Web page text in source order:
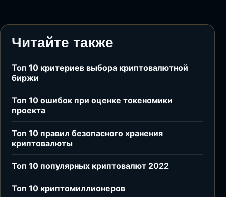
Читайте также
Топ 10 критериев выбора криптовалютной
биржи
Топ 10 ошибок при оценке токеномики
проекта
Топ 10 правил безопасного хранения
криптовалюты
Топ 10 популярных криптовалют 2022
Топ 10 криптомиллионеров